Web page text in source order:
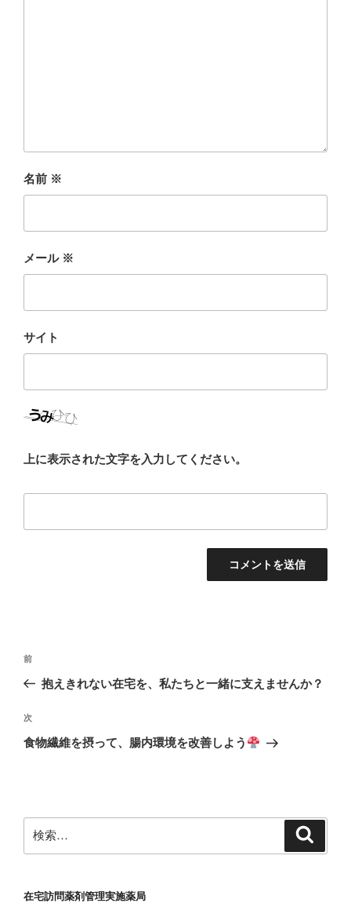
名前 ※
メール ※
サイト
上に表示された文字を入力してください。
投
ビ
ゲ
ン
前
の
稿
前
抱えきれない在宅を、私たちと一緒に支えませんか？
次
の
次
食物繊維を摂って、腸内環境を改善しよう
索:
在宅訪問薬剤管理実施薬局